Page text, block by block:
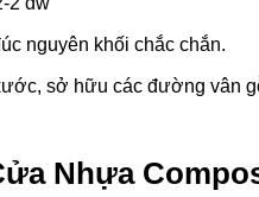
nguyên khối chắc chắn.
sở hữu các đường vân
Nhựa